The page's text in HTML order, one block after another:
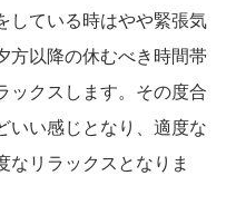
している時はやや緊張気
方以降の休むべき時間帯
ックスします。その度合
いい感じとなり、適度な
なリラックスとなりま